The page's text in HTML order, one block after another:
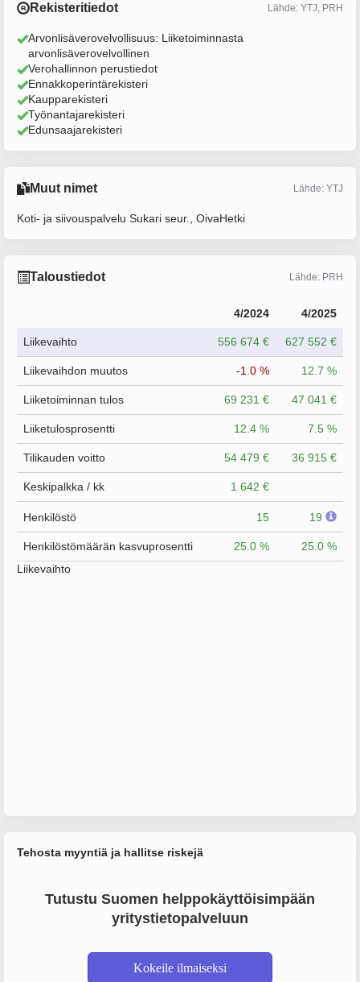
Rekisteritiedot Lähde: YTJ, PRH
Arvonlisäverovelvollisuus: Liiketoiminnasta
arvonlisäverovelvollinen
Verohallinnon perustiedot
Ennakkoperintärekisteri
Kaupparekisteri
Työnantajarekisteri
Edunsaajarekisteri
Muut nimet Lähde: YTJ
Koti- ja siivouspalvelu Sukari seur., OivaHetki
Taloustiedot Lähde: PRH
4/2024 4/2025
Liikevaihto 556 674 € 627 552 €
Liikevaihdon muutos -1.0 % 12.7 %
Liiketoiminnan tulos 69 231 € 47 041 €
Liiketulosprosentti 12.4 % 7.5 %
Tilikauden voitto 54 479 € 36 915 €
Keskipalkka / kk 1 642 €
Henkilöstö 15 19
Henkilöstömäärän kasvuprosentti 25.0 %
25.0 %
Liikevaihto
Tehosta myyntiä ja hallitse riskejä
Tutustu Suomen helppokäyttöisimpään
yritystietopalveluun
Kokeile ilmaiseksi